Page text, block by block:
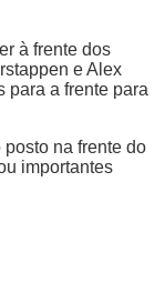
à frente dos
e Alex
para a frente para
na frente do
importantes